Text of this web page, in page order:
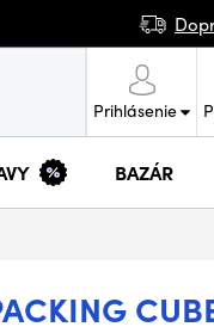
Prihlásenie
BAZÁR